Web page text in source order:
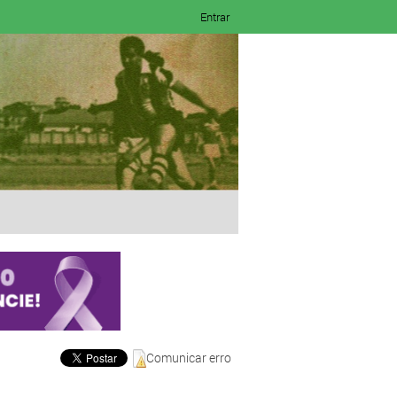
Entrar
Comunicar erro